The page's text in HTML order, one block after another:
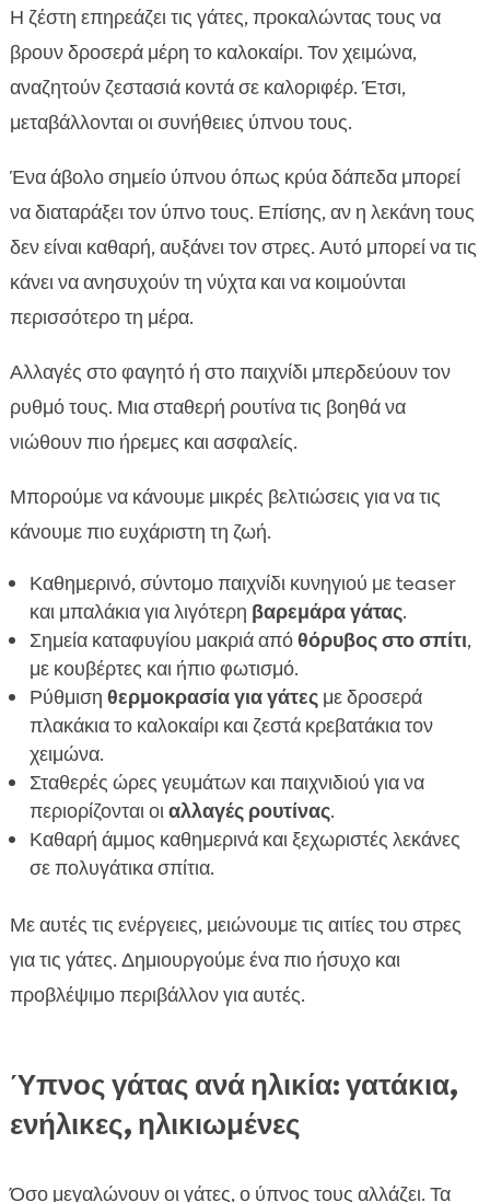
Η ζέστη επηρεάζει τις γάτες, προκαλώντας τους να
βρουν δροσερά μέρη το καλοκαίρι. Τον χειμώνα,
αναζητούν ζεστασιά κοντά σε καλοριφέρ. Έτσι,
μεταβάλλονται οι συνήθειες ύπνου τους.
Ένα άβολο σημείο ύπνου όπως κρύα δάπεδα μπορεί
να διαταράξει τον ύπνο τους. Επίσης, αν η λεκάνη τους
δεν είναι καθαρή, αυξάνει τον στρες. Αυτό μπορεί να τις
κάνει να ανησυχούν τη νύχτα και να κοιμούνται
περισσότερο τη μέρα.
Αλλαγές στο φαγητό ή στο παιχνίδι μπερδεύουν τον
ρυθμό τους. Μια σταθερή ρουτίνα τις βοηθά να
νιώθουν πιο ήρεμες και ασφαλείς.
Μπορούμε να κάνουμε μικρές βελτιώσεις για να τις
κάνουμε πιο ευχάριστη τη ζωή.
Καθημερινό, σύντομο παιχνίδι κυνηγιού με teaser
και μπαλάκια για λιγότερη βαρεμάρα γάτας.
Σημεία καταφυγίου μακριά απόθόρυβος στο σπίτι,
με κουβέρτες και ήπιο φωτισμό.
Ρύθμιση θερμοκρασία για γάτεςμε δροσερά
πλακάκια το καλοκαίρι και ζεστά κρεβατάκια τον
χειμώνα.
Σταθερές ώρες γευμάτων και παιχνιδιού για να
περιορίζονται οιαλλαγές ρουτίνας.
Καθαρή άμμος καθημερινά και ξεχωριστές λεκάνες
σε πολυγάτικα σπίτια.
Με αυτές τις ενέργειες, μειώνουμε τις αιτίες του στρες
για τις γάτες. Δημιουργούμε ένα πιο ήσυχο και
προβλέψιμο περιβάλλον για αυτές.
Ύπνος γάτας ανά ηλικία: γατάκια,
ενήλικες, ηλικιωμένες
Όσο μεγαλώνουν οι γάτες, ο ύπνος τους αλλάζει. Τα